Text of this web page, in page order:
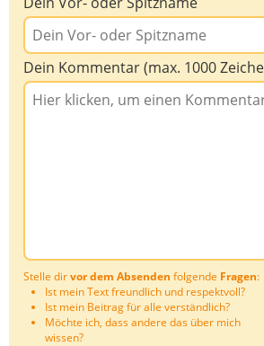
Dein Kommentar (max. 1000
Stelle dirvor dem Absenden folgende Fragen:
Ist mein Text freundlich und respektvoll?
Ist mein Beitrag für alle verständlich?
Möchte ich, dass andere das über mich
wissen?